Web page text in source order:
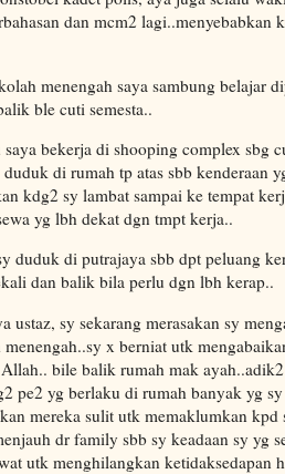
dan mcm2 lagi..menyebabkan
menengah saya sambung belajar
ble cuti semesta..
saya bekerja di shooping complex sbg
di rumah tp atas sbb kenderaan
kdg2 sy lambat sampai ke tempat
yg lbh dekat dgn tmpt kerja..
duduk di putrajaya sbb dpt peluang
dan balik bila perlu dgn lbh kerap..
ustaz, sy sekarang merasakan sy
menengah..sy x berniat utk
bile balik rumah mak
pe2 yg berlaku di rumah banyak yg
mereka sulit utk memaklumkan
dr family sbb sy keadaan sy yg
utk menghilangkan ketidaksedapan